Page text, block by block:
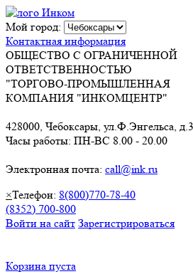
Мой город:
Контактная информация
ОБЩЕСТВО С ОГРАНИЧЕННОЙ
ОТВЕТСТВЕННОСТЬЮ
"ТОРГОВО-ПРОМЫШЛЕННАЯ
КОМПАНИЯ "ИНКОМЦЕНТР"
428000, Чебоксары, ул.Ф.Энгельса,
Часы работы: ПН-ВС 8.00 - 20.00
Электронная почта: call@ink.ru
×Телефон: 8(800)770-78-40
(8352) 700-800
Войти на сайт Зарегистрироваться
Корзина пуста